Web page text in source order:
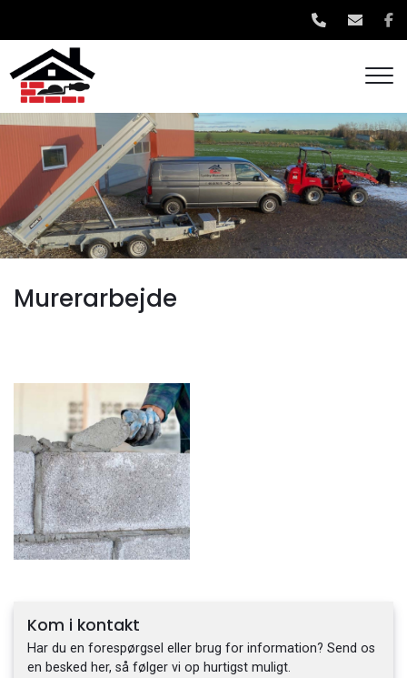
hovedindhold
Murerarbejde
Kom i kontakt
Har du en forespørgsel eller brug for information? Send os
en besked her, så følger vi op hurtigst muligt.